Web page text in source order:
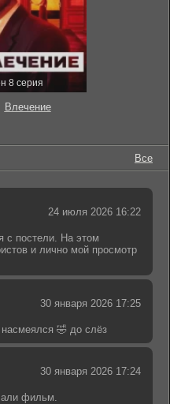
8 серия
Влечение
Все
24 июля 2026 16:22
с постели. На этом
и лично мой просмотр
30 января 2026 17:25
🤣 до слёз
30 января 2026 17:24
фильм.